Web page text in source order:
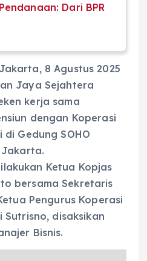
Dari BPR
8 Agustus 2025
Jaya Sejahtera
kerja sama
dengan Koperasi
Gedung SOHO
Ketua Kopjas
bersama Sekretaris
Pengurus Koperasi
Sutrisno, disaksikan
Bisnis.